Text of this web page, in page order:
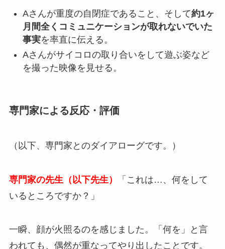
Aさんが重度の自閉症であること、そして約1ヶ
月間全くコミュニケーションが取れないでいた
事実を率直に伝える。
Aさんがサイコロの取り合いをして遊ぶ姿など
を撮った映像を見せる。
専門家による反応・評価
（以下、専門家とのダイアローグです。）
専門家の先生（以下先生）
「これは…、何をして
いるところですか？」
一瞬、顔が火照るのを感じました。「何を」と言
われても、偶然が重なってやり出したことです。